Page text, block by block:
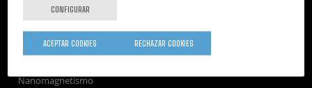
Perfil del contratante
Nanomagnetismo
CONFIGURAR
RECHAZAR COOKIES
ACEPTAR COOKIES